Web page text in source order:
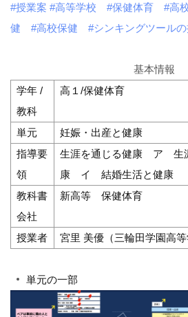
#授業案 #高等学校 #保健体育 #高
健
#高校保健 #シンキングツール
基本情報
学年 /
教科
高１/保健体育
単元
妊娠・出産と健康
指導要
領
生涯を通じる健康 ア 生
康 イ 結婚生活と健康
教科書
会社
新高等 保健体育
授業者 宮里 美優（三輪田学園高等
単元の一部